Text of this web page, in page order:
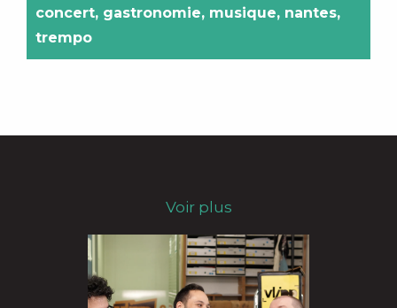
concert, gastronomie, musique, nantes,
trempo
Voir plus